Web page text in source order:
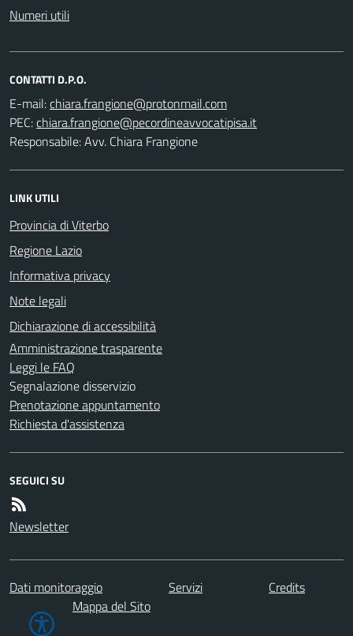
Numeri utili
CONTATTI D.P.O.
E-mail:
PEC:
Responsabile: Avv. Chiara Frangione
LINK UTILI
Provincia di Viterbo
Regione Lazio
Informativa privacy
Note legali
Dichiarazione di accessibilità
Amministrazione trasparente
Leggi le FAQ
Segnalazione disservizio
Prenotazione appuntamento
Richiesta d'assistenza
SEGUICI SU
Newsletter
Dati monitoraggio Servizi
Credits
Mappa del Sito